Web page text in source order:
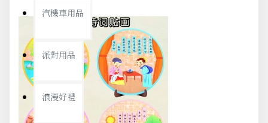
汽機車用品
派對用品
浪漫好禮